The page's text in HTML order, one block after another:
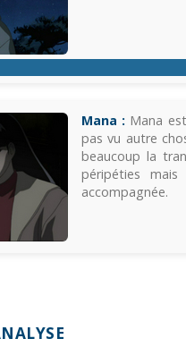
Mana : Mana
pas vu autre
beaucoup la
péripéties
accompagnée.